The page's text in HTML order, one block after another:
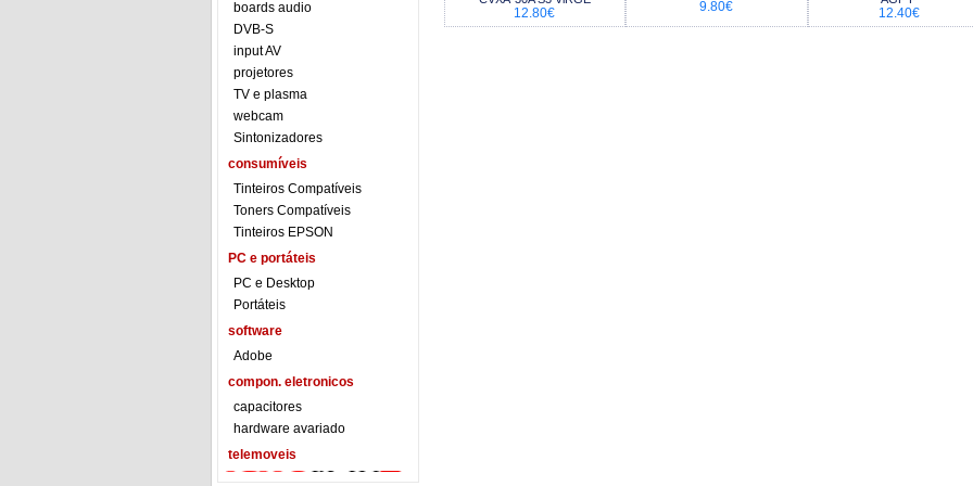
boards audio
DVB-S
input AV
projetores
TV e plasma
webcam
Sintonizadores
consumíveis
Tinteiros Compatíveis
Toners Compatíveis
Tinteiros EPSON
PC e portáteis
PC e Desktop
Portáteis
software
Adobe
compon. eletronicos
capacitores
hardware avariado
telemoveis
12.80€ 9.80€ 12.40€